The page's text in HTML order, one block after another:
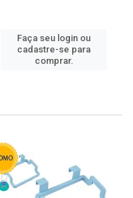
Faça seu login ou
cadastre-se para
comprar.